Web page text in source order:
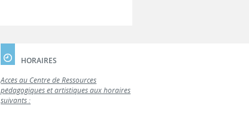
HORAIRES
Accès au Centre de Ressources
pédagogiques et artistiques aux horaires
suivants :